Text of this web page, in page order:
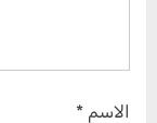
الاسم *